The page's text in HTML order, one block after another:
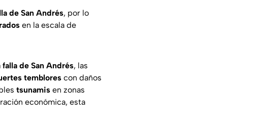
de San Andrés, por lo
en la escala de
falla de San Andrés, las
temblores con daños
tsunamis en zonas
económica, esta